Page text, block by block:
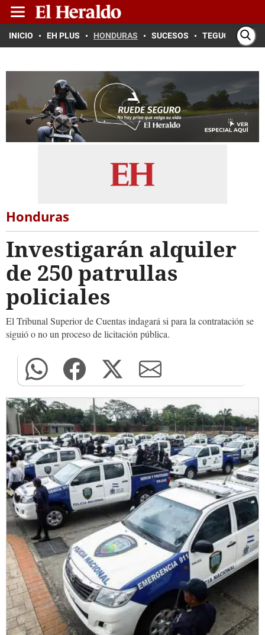
INICIO EH PLUS HONDURAS SUCESOS TEGUCIGALPA
Honduras
Investigarán alquiler
de 250 patrullas
policiales
El Tribunal Superior de Cuentas indagará si para la contratación se
siguió o no un proceso de licitación pública.